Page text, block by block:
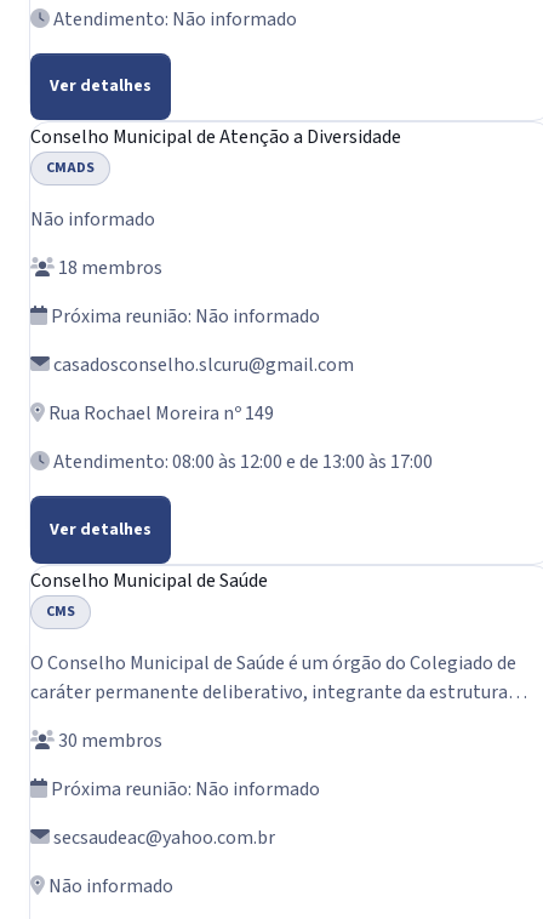
Atendimento: Não informado
Ver detalhes
Conselho Municipal de Atenção a Diversidade
CMADS
Não informado
18 membros
Próxima reunião: Não informado
casadosconselho.slcuru@gmail.com
Rua Rochael Moreira nº 149
Atendimento: 08:00 às 12:00 e de 13:00 às 17:00
Ver detalhes
Conselho Municipal de Saúde
CMS
O Conselho Municipal de Saúde é um órgão do Colegiado de
caráter permanente deliberativo, integrante da estrutura
do Curu-Ce, com atuação no âmbito municipal, tem caráter
permanente, deliberativo, normativo e fiscalizador das
30 membros
Próxima reunião: Não informado
secsaudeac@yahoo.com.br
Não informado